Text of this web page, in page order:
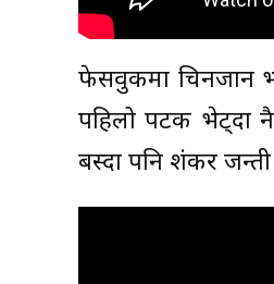
फेसवुकमा चिनजान
पहिलो पटक भेट्दा
बस्दा पनि शंकर